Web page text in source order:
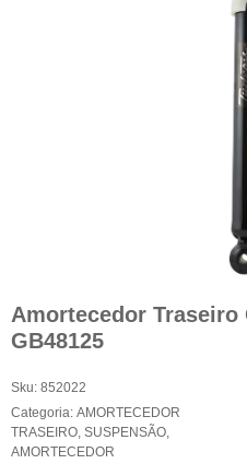
Amortecedor Traseiro
GB48125
Sku: 852022
Categoria: AMORTECEDOR
TRASEIRO, SUSPENSÃO,
AMORTECEDOR